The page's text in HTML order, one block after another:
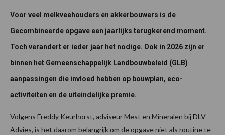
Voor veel melkveehouders en akkerbouwers is de
Gecombineerde opgave een jaarlijks terugkerend moment.
Toch verandert er ieder jaar het nodige. Ook in 2026 zijn er
binnen het Gemeenschappelijk Landbouwbeleid (GLB)
aanpassingen die invloed hebben op bouwplan, eco-
activiteiten en de uiteindelijke premie.
Volgens Freddy Keurhorst, adviseur Mest en Mineralen bij DLV
Advies, is het daarom belangrijk om de opgave niet als routine te